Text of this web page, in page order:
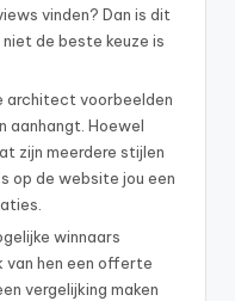
vinden? Dan is dit
de beste keuze is
architect voorbeelden
aanhangt. Hoewel
zijn meerdere stijlen
op de website jou een
winnaars
van hen een offerte
vergelijking maken